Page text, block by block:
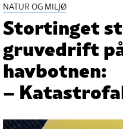
NATUR OG MILJØ
Stortinget
gruvedrift
havbotnen:
–